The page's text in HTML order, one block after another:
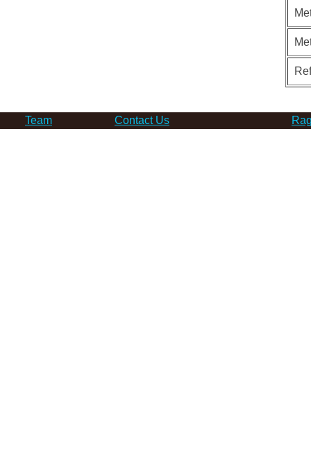
Team Contact Us